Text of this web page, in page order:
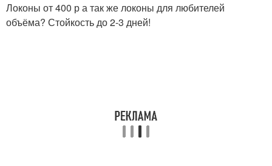
Локоны от 400 р а так же локоны для любителей
объёма? Стойкость до 2-3 дней!